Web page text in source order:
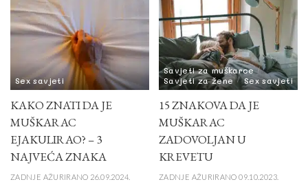
Sex savjeti
KAKO ZNATI DA JE
MUŠKARAC
EJAKULIRAO? – 3
NAJVEĆA ZNAKA
ZADNJE AŽURIRANO 26.09.2024.
Savjeti za muškarce
Savjeti za žene
Sex savjeti
15 ZNAKOVA DA JE
MUŠKARAC
ZADOVOLJAN U
KREVETU
ZADNJE AŽURIRANO 09.10.2023.